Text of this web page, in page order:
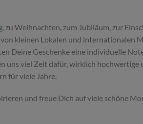
, zu Weihnachten, zum Jubiläum, zur
kleinen Lokalen und internationalen
Deine Geschenke eine individuelle
uns viel Zeit dafür, wirklich
für viele Jahre.
und freue Dich auf viele schöne